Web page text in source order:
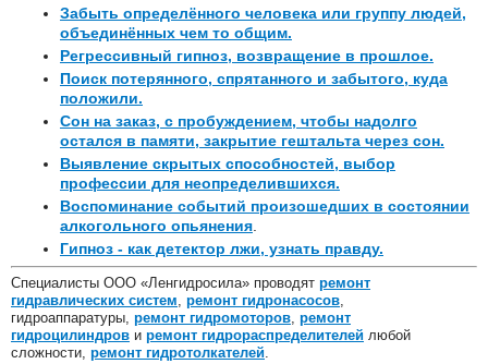
Забыть определённого человека или группу людей,
объединённых чем то общим.
Регрессивный гипноз, возвращение в прошлое.
Поиск потерянного, спрятанного и забытого, куда
положили.
Сон на заказ, с пробуждением, чтобы надолго
остался в памяти, закрытие гештальта через сон.
Выявление скрытых способностей, выбор
профессии для неопределившихся.
Воспоминание событий произошедших в состоянии
алкогольного опьянения
Гипноз - как детектор лжи, узнать правду.
Специалисты ООО «Ленгидросила» проводят ремонт
гидравлических систем, ремонт гидронасосов,
гидроаппаратуры, ремонт гидромоторов, ремонт
гидроцилиндров и ремонт гидрораспределителей любой
сложности, ремонт гидротолкателей.